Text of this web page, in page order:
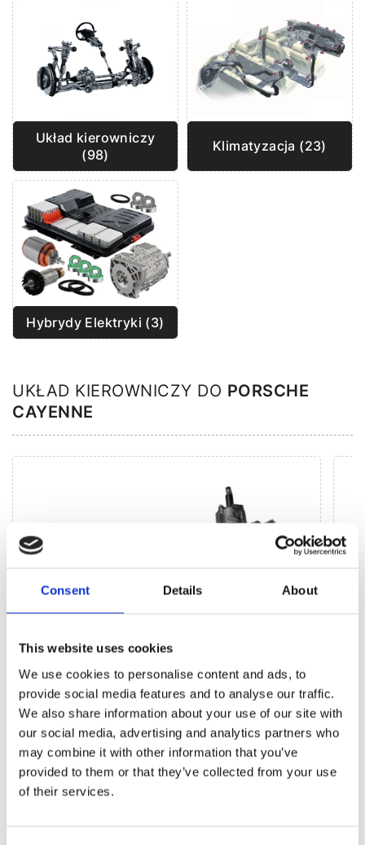
Consent Details About
This website uses cookies
We use cookies to personalise content and ads, to
provide social media features and to analyse our traffic.
We also share information about your use of our site with
our social media, advertising and analytics partners who
may combine it with other information that you’ve
provided to them or that they’ve collected from your use
of their services.
Układ kierowniczy
(98)
Klimatyzacja (23)
Hybrydy Elektryki (3)
UKŁAD KIEROWNICZY DO PORSCHE
CAYENNE
Agregaty układu kierowniczego (35)
Przekładnia kierownicza EPS (7)
Przekładnia kierownicza ze wspomaganiem
hydraulicznym (13)
(9)